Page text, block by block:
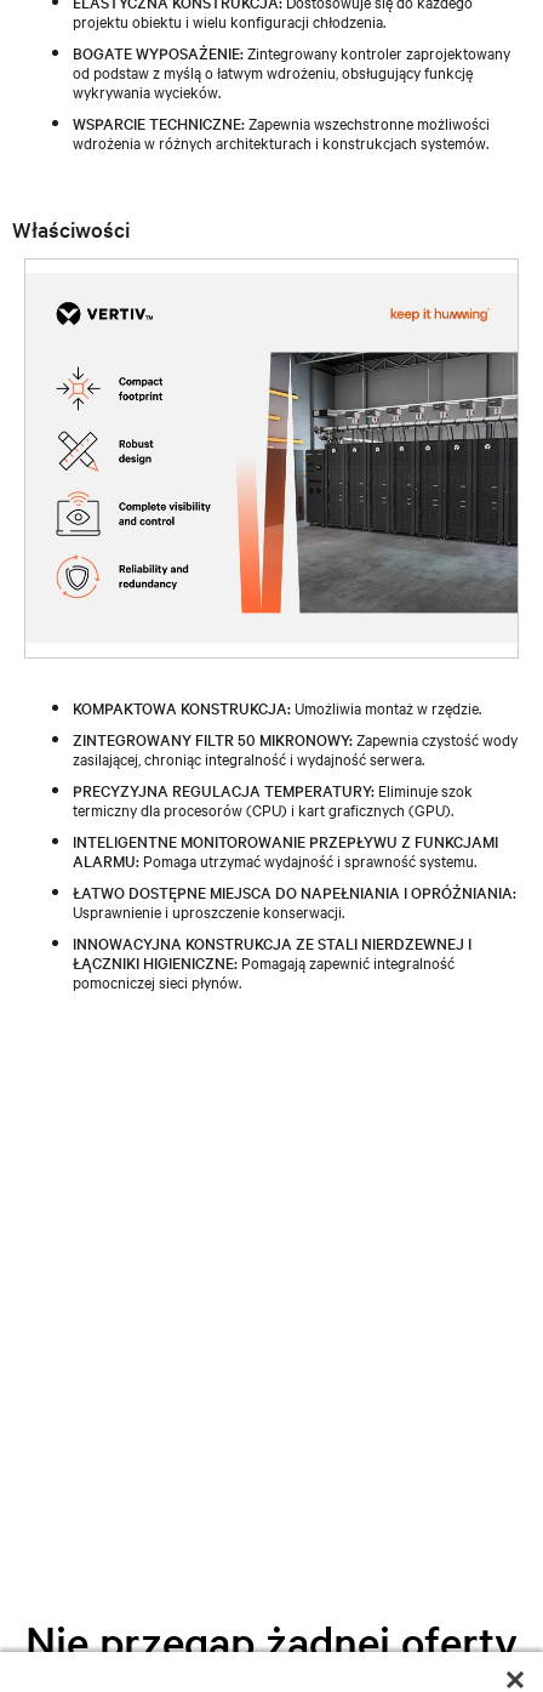
projektu obiektu i wielu konfiguracji chłodzenia.
BOGATE WYPOSAŻENIE:Zintegrowany kontroler zaprojektowany
od podstaw z myślą o łatwym wdrożeniu, obsługujący funkcję
wykrywania wycieków.
WSPARCIE TECHNICZNE:Zapewnia wszechstronne możliwości
wdrożenia w różnych architekturach i konstrukcjach systemów.
Właściwości
KOMPAKTOWA KONSTRUKCJA:Umożliwia montaż w rzędzie.
ZINTEGROWANY FILTR 50 MIKRONOWY:Zapewnia czystość wody
zasilającej, chroniąc integralność i wydajność serwera.
PRECYZYJNA REGULACJA TEMPERATURY: Eliminuje szok
termiczny dla procesorów (CPU) i kart graficznych (GPU).
INTELIGENTNE MONITOROWANIE PRZEPŁYWU Z FUNKCJAMI
ALARMU: Pomaga utrzymać wydajność i sprawność systemu.
ŁATWO DOSTĘPNE MIEJSCA DO NAPEŁNIANIA I OPRÓŻNIANIA:
Usprawnienie i uproszczenie konserwacji.
INNOWACYJNA KONSTRUKCJA ZE STALI NIERDZEWNEJ I
ŁĄCZNIKI HIGIENICZNE: Pomagają zapewnić integralność
pomocniczej sieci płynów.
Nie przegap żadnej oferty